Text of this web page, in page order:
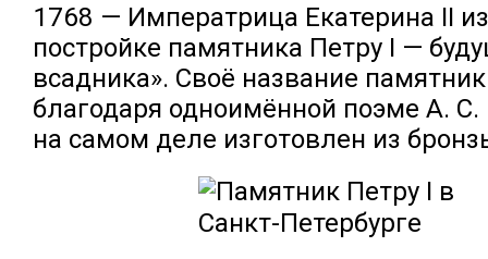
1768 — Императрица Екатерина II
постройке памятника Петру I —
всадника». Своё название
благодаря одноимённой поэме А. С.
на самом деле изготовлен из